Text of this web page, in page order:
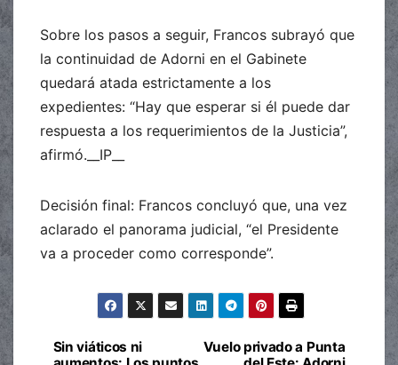
Sobre los pasos a seguir, Francos subrayó que
la continuidad de Adorni en el Gabinete
quedará atada estrictamente a los
expedientes: “Hay que esperar si él puede dar
respuesta a los requerimientos de la Justicia”,
afirmó.__IP__
Decisión final: Francos concluyó que, una vez
aclarado el panorama judicial, “el Presidente
va a proceder como corresponde”.
Navegación
Vuelo privado a Punta
Sin viáticos ni